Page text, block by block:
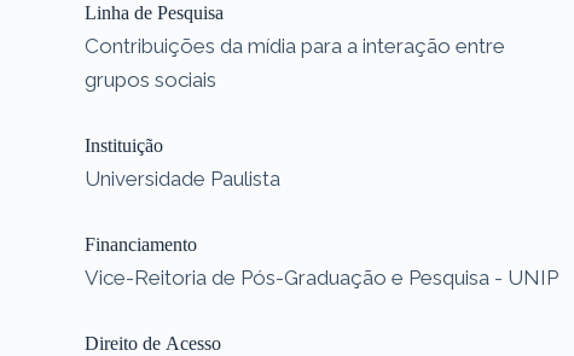
Linha de Pesquisa
Contribuições da mídia para a interação entre
grupos sociais
Instituição
Universidade Paulista
Financiamento
Vice-Reitoria de Pós-Graduação e Pesquisa - UNIP
Direito de Acesso